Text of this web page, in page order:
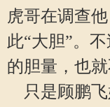
虎哥在调查
此“大胆”。
的胆量，也就
只是顾鹏飞